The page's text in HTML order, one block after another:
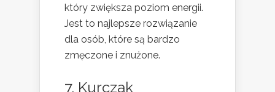
który zwiększa poziom energii.
Jest to najlepsze rozwiązanie
dla osób, które są bardzo
zmęczone i znużone.
7. Kurczak